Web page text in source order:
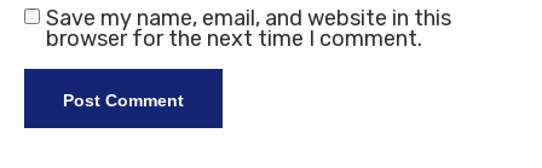
Save my name, email, and website in this
browser for the next time I comment.